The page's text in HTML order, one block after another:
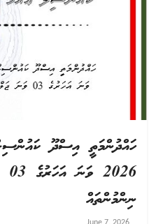
ނިންމުންތައް
June 7, 2026